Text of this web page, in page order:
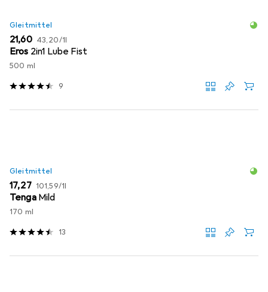
Gleitmittel
EUR
21,60 EUR
43,20/1l
Eros 2in1 Lube Fist
500 ml
9
Gleitmittel
EUR
17,27 EUR
101,59/1l
Tenga Mild
170 ml
13